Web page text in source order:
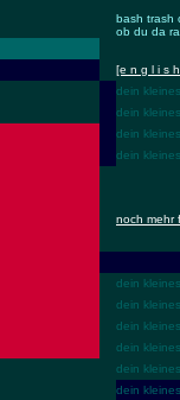
bash trash
ob du da
[e n g l i s
dein
dein
dein
dein
noch mehr
dein
dein
dein
dein
dein
dein